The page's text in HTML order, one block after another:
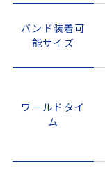
バンド装着可
能サイズ
ワールドタイ
ム